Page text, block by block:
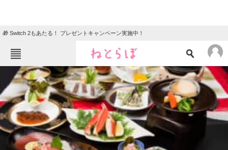
🎁 Switch 2もあたる！ プレゼントキャンペーン実施中！
ねとらぼメニュー
TOP ニュース
エンタメ クイズ
グルメ 地域
住まい 教育・育児